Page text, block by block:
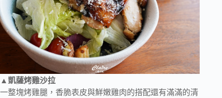
▲凱薩烤雞沙拉
一整塊烤雞腿，香脆表皮與鮮嫩雞肉的搭配還有滿滿的清